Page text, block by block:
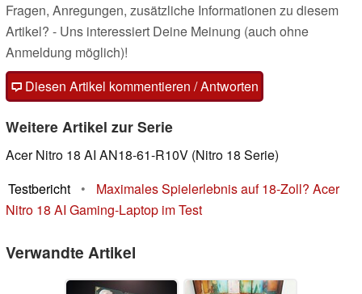
Fragen, Anregungen, zusätzliche Informationen zu diesem
Artikel? - Uns interessiert Deine Meinung (auch ohne
Anmeldung möglich)!
Diesen Artikel kommentieren / Antworten
Weitere Artikel zur Serie
Acer Nitro 18 AI AN18-61-R10V (Nitro 18 Serie)
Testbericht
•
Maximales Spielerlebnis auf 18-Zoll? Acer
Nitro 18 AI Gaming-Laptop im Test
Verwandte Artikel